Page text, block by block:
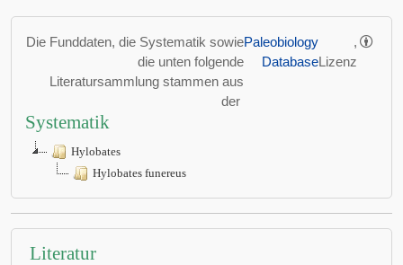
Die Funddaten, die Systematik sowie
die unten folgende
Literatursammlung stammen aus
der
Paleobiology
Database
,
Lizenz
Systematik
Hylobates
Hylobates funereus
Literatur